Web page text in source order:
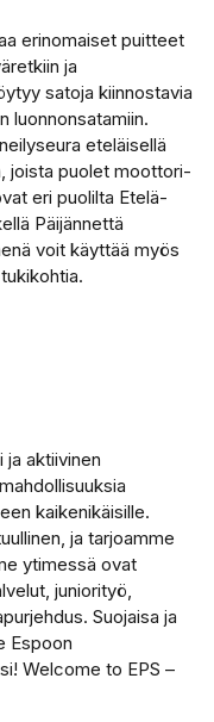
erinomaiset puitteet
ja
satoja kiinnostavia
luonnonsatamiin.
eteläisellä
joista puolet moottori-
eri puolilta Etelä-
Päijännettä
voit käyttää myös
ja aktiivinen
kaikenikäisille.
ja tarjoamme
ytimessä ovat
juniorityö,
Suojaisa ja
Espoon
Welcome to EPS –